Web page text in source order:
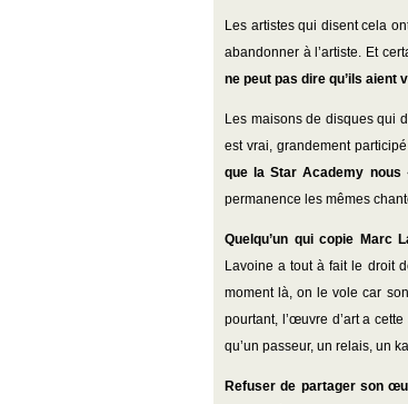
Les artistes qui disent cela
abandonner à l’artiste. Et
ne peut pas dire qu’ils aient
Les maisons de disques qui
est vrai, grandement
que la Star Academy nous
permanence les mêmes
Quelqu’un qui copie Marc
Lavoine a tout à fait le droit
moment là, on le vole car
pourtant, l’œuvre d’art a
qu’un passeur, un relais, un
Refuser de partager son